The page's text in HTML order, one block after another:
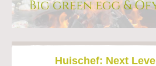
Huischef: Next Level